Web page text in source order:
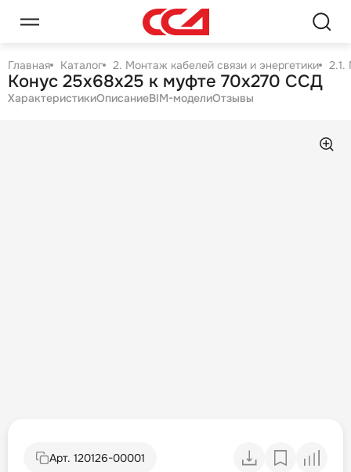
Главная Каталог 2. Монтаж кабелей связи и энергетики 2.1.
Конус 25х68х25 к муфте 70х270 ССД
ХарактеристикиОписаниеBIM-моделиОтзывы
Арт. 120126-00001